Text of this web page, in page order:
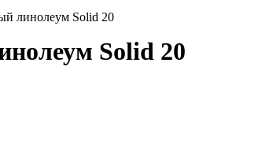
линолеум Solid 20
Solid 20